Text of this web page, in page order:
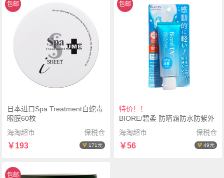
包邮
日本进口Spa Treatment白蛇毒
眼膜60枚
海淘超市
保税仓
￥193 171元
包邮
特价！！
BIORE/碧柔 防晒霜防水防紫外
线70g软管
海淘超市 保税仓
￥56 49元
包邮